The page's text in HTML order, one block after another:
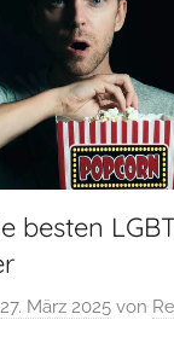
besten
27. März 2025 von